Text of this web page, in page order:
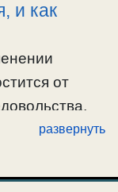
своего
и как
от
от
и
и
развернуть